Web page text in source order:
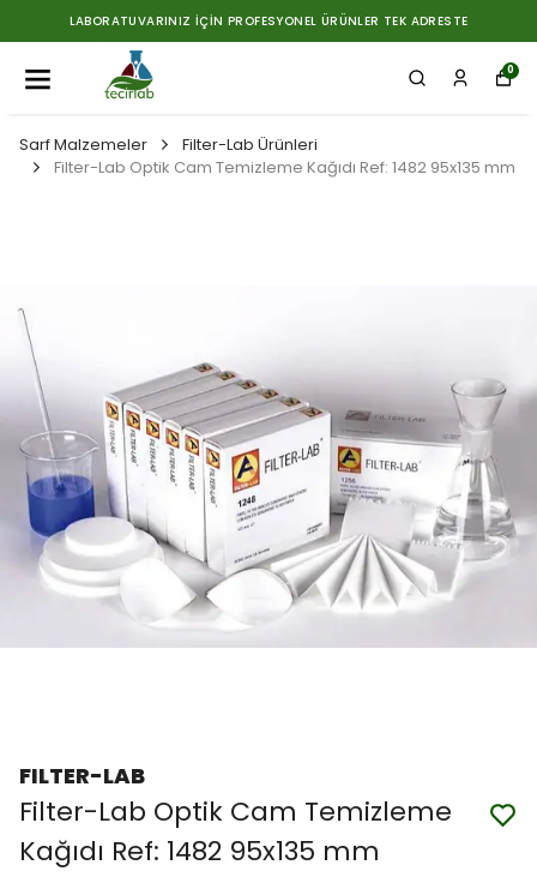
LABORATUVARINIZ İÇIN PROFESYONEL ÜRÜNLER TEK ADRESTE
0
Sarf Malzemeler
Filter-Lab Ürünleri
Filter-Lab Optik Cam Temizleme Kağıdı Ref: 1482 95x135 mm
FILTER-LAB
Filter-Lab Optik Cam Temizleme
Kağıdı Ref: 1482 95x135 mm